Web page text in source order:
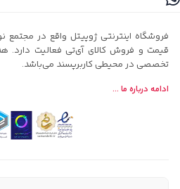
فروشگاه اینترنتی ژوپیتل واقع در
قیمت و فروش کالای آی‌تی فعالیت دارد.
تخصصی در محیطی کاربرپسند می‌باشد.
ادامه درباره ما ...